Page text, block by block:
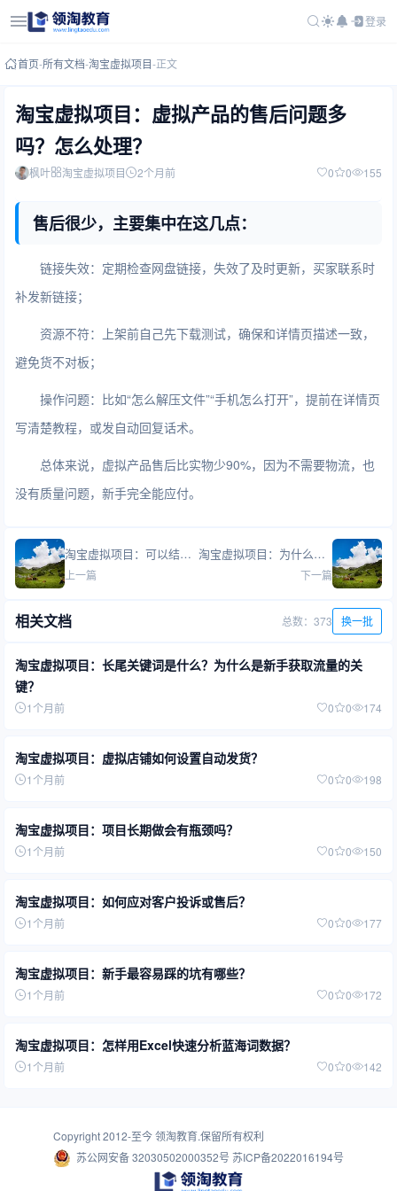
登录
首页-所有文档-淘宝虚拟项目-正文
淘宝虚拟项目：虚拟产品的售后问题多
吗？怎么处理？
枫叶 淘宝虚拟项目 2个月前 0 0 155
售后很少，主要集中在这几点：
链接失效：定期检查网盘链接，失效了及时更新，买家联系时
补发新链接；
资源不符：上架前自己先下载测试，确保和详情页描述一致，
避免货不对板；
操作问题：比如“怎么解压文件”“手机怎么打开”，提前在详情页
写清楚教程，或发自动回复话术。
总体来说，虚拟产品售后比实物少90%，因为不需要物流，也
没有质量问题，新手完全能应付。
淘宝虚拟项目：可以结合闲鱼和私域一起做吗？
上一篇
淘宝虚拟项目：为什么有人说虚拟产品不好做？常见失败原因有哪些？
下一篇
相关文档 总数：373 换一批
淘宝虚拟项目：长尾关键词是什么？为什么是新手获取流量的关
键？
1个月前 0 0 174
淘宝虚拟项目：虚拟店铺如何设置自动发货？
1个月前 0 0 198
淘宝虚拟项目：项目长期做会有瓶颈吗？
1个月前 0 0 150
淘宝虚拟项目：如何应对客户投诉或售后？
1个月前 0 0 177
淘宝虚拟项目：新手最容易踩的坑有哪些？
1个月前 0 0 172
淘宝虚拟项目：怎样用Excel快速分析蓝海词数据？
1个月前 0 0 142
Copyright 2012-至今领淘教育.保留所有权利
苏公网安备 32030502000352号 苏ICP备2022016194号